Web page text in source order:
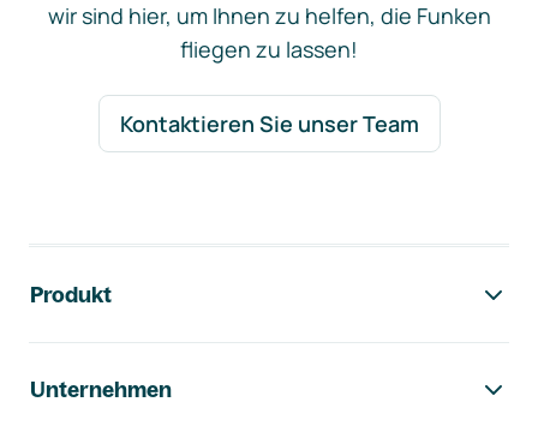
wir sind hier, um Ihnen zu helfen, die Funken
fliegen zu lassen!
Kontaktieren Sie unser Team
Produkt
Unternehmen